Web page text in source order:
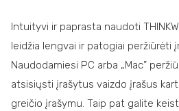
Intuityvi ir paprasta naudoti
leidžia lengvai ir patogiai peržiūrėti
Naudodamiesi PC arba „Mac”
atsisiųsti įrašytus vaizdo įrašus
greičio įrašymu. Taip pat galite